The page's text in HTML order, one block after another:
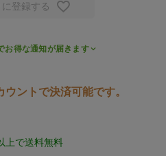
登録する
お得な通知が届きます
ントで決済可能です。
上で送料無料